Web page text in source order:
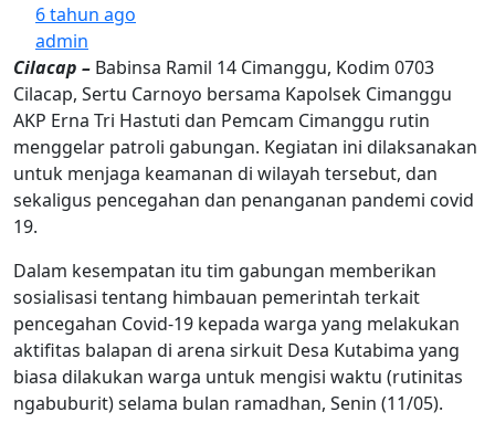
6 tahun ago
admin
Cilacap – Babinsa Ramil 14 Cimanggu, Kodim 0703
Cilacap, Sertu Carnoyo bersama Kapolsek Cimanggu
AKP Erna Tri Hastuti dan Pemcam Cimanggu rutin
menggelar patroli gabungan. Kegiatan ini dilaksanakan
untuk menjaga keamanan di wilayah tersebut, dan
sekaligus pencegahan dan penanganan pandemi covid
19.
Dalam kesempatan itu tim gabungan memberikan
sosialisasi tentang himbauan pemerintah terkait
pencegahan Covid-19 kepada warga yang melakukan
aktifitas balapan di arena sirkuit Desa Kutabima yang
biasa dilakukan warga untuk mengisi waktu (rutinitas
ngabuburit) selama bulan ramadhan, Senin (11/05).